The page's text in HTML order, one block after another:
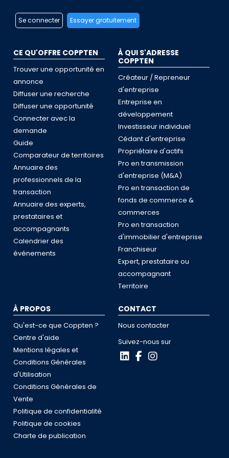
Se connecter Essayer gratuitement
CE QU'OFFRE COPPTEN
Trouver une opportunité en
annonce
Diffuser une recherche
Diffuser une opportunité
Connecter avec la
demande
Guide
Comparateur de territoires
Annuaire des
professionnels de la
transaction
Annuaire des experts,
prestataires et
accompagnants
Calendrier des
événements
À QUI S'ADRESSE
COPPTEN
Créateur / Repreneur
d'entreprise
Entreprise en
développement
Investisseur individuel
Cédant d'entreprise
Propriétaire d'actifs
Pro en transmission
d'entreprise (M&A)
Pro en transaction de
fonds de commerce &
commerces
Pro en transaction
d'immobilier d'entreprise
Franchiseur
Expert, prestataire ou
accompagnant
Territoire
À PROPOS
Qu'est-ce que Coppten ?
Centre d'aide
Mentions légales et
Conditions Générales
d'Utilisation
Conditions Générales de
Vente
Politique de confidentialité
Politique de cookies
Charte de publication
CONTACT
Nous contacter
Suivez-nous sur